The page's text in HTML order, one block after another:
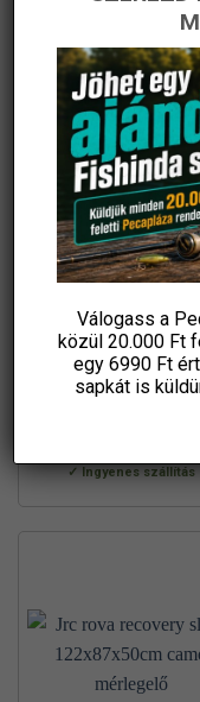
Prologic inspire pro-
unhooking mat
camo
matrac
49 850Ft
Sneci.hu
Ingyenes szállítás
Válogass a
közül 20.000 Ft
egy 6990 Ft
sapkát is